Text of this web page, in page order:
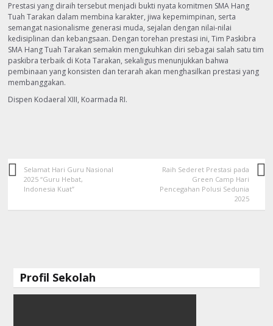
Prestasi yang diraih tersebut menjadi bukti nyata komitmen SMA Hang
Tuah Tarakan dalam membina karakter, jiwa kepemimpinan, serta
semangat nasionalisme generasi muda, sejalan dengan nilai-nilai
kedisiplinan dan kebangsaan. Dengan torehan prestasi ini, Tim Paskibra
SMA Hang Tuah Tarakan semakin mengukuhkan diri sebagai salah satu tim
paskibra terbaik di Kota Tarakan, sekaligus menunjukkan bahwa
pembinaan yang konsisten dan terarah akan menghasilkan prestasi yang
membanggakan.
Dispen Kodaeral XIII, Koarmada RI.
Selamat Hari Guru Nasional
2025 “Guru Hebat,
Indonesia Kuat”
Raih Sederet Prestasi pada
Green Camp Hari
Pencegahan Polusi Sedunia
2025
Profil Sekolah